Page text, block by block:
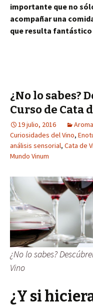
importante que no
acompañar una
que resulta
¿No lo sabes?
Curso de Cata
19 julio, 2016
Curiosidades del Vino,
análisis sensorial, Cata de
Mundo Vinum
¿No lo sabes?
Vino
¿Y si